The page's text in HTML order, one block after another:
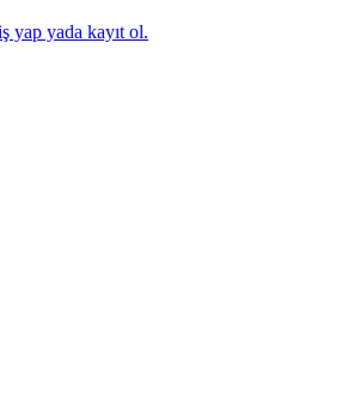
yap yada kayıt ol.